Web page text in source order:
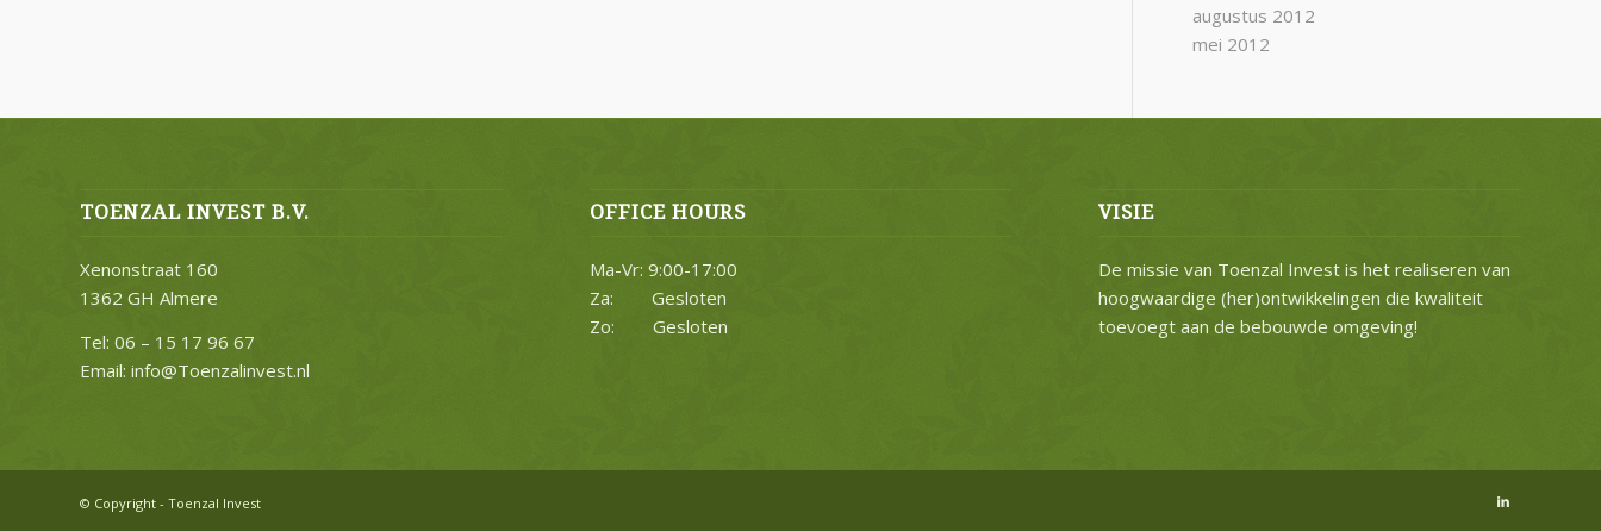
augustus 2012
mei 2012
TOENZAL INVEST B.V.
Xenonstraat 160
1362 GH Almere
Tel: 06 – 15 17 96 67
Email: info@Toenzalinvest.nl
OFFICE HOURS
Ma-Vr: 9:00-17:00
Za: Gesloten
Zo: Gesloten
VISIE
De missie van Toenzal Invest is het realiseren van
hoogwaardige (her)ontwikkelingen die kwaliteit
toevoegt aan de bebouwde omgeving!
© Copyright - Toenzal Invest